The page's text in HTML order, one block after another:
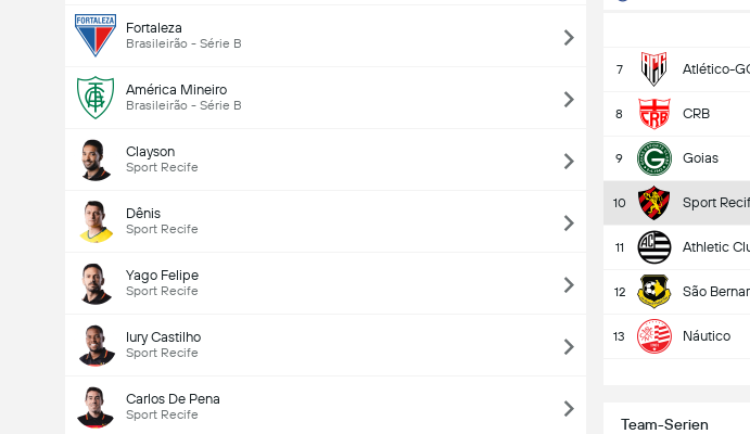
Fortaleza
Brasileirão - Série B
América Mineiro
Brasileirão - Série B
Clayson
Sport Recife
Dênis
Sport Recife
Yago Felipe
Sport Recife
Iury Castilho
Sport Recife
Carlos De Pena
Sport Recife
7 Atlético-
8 CRB
9 Goias
10 Sport
11 Athletic
12 São
13 Náutico
Team-Serien